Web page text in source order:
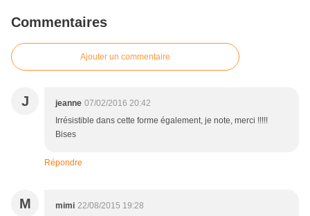
Commentaires
Ajouter un commentaire
J jeanne 07/02/2016 20:42
Irrésistible dans cette forme également, je note, merci !!!!!
Bises
Répondre
M mimi 22/08/2015 19:28